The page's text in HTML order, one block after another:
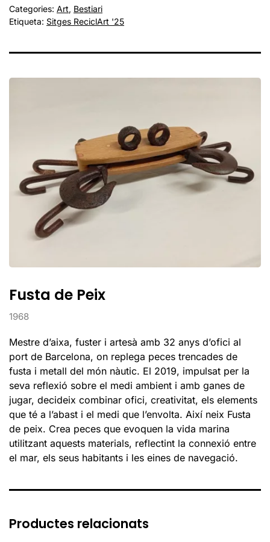
Blau,
de
de
Categories: Art, Bestiari
Etiqueta: Sitges ReciclArt '25
Fusta de Peix
1968
Mestre d’aixa, fuster i artesà amb 32 anys d’ofici al
port de Barcelona, on replega peces trencades de
fusta i metall del món nàutic. El 2019, impulsat per la
seva reflexió sobre el medi ambient i amb ganes de
jugar, decideix combinar ofici, creativitat, els elements
que té a l’abast i el medi que l’envolta. Així neix Fusta
de peix. Crea peces que evoquen la vida marina
utilitzant aquests materials, reflectint la connexió entre
el mar, els seus habitants i les eines de navegació.
Productes relacionats